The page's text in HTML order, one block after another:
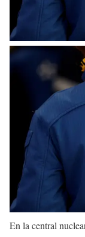
En la central